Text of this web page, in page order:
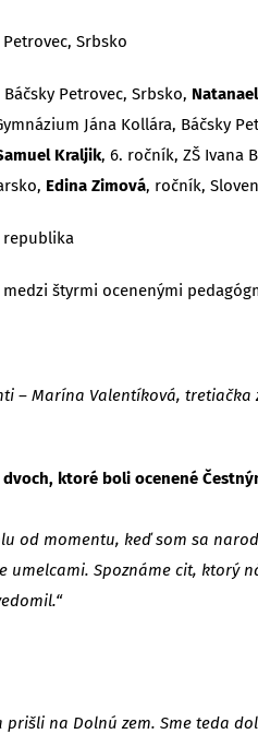
Srbsko
Báčsky Petrovec, Srbsko,
Jána Kollára, Báčsky
Kraljik, 6. ročník, ZŠ Ivana
Edina Zimová, ročník,
republika
medzi štyrmi ocenenými
Marína Valentíková,
ktoré boli ocenené
od momentu, keď som sa
Spoznáme cit,
na Dolnú zem. Sme teda